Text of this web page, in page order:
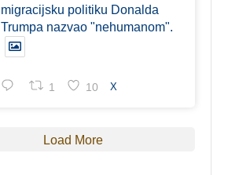
migracijsku politiku Donalda
Trumpa nazvao "nehumanom".
1 10 X
Load More